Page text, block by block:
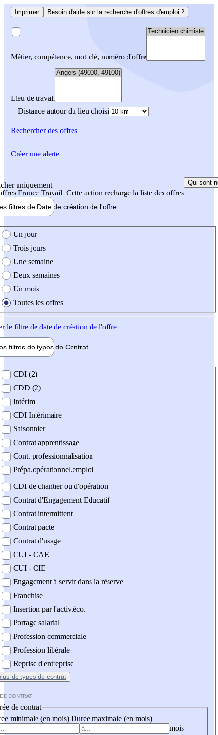
Imprimer Besoin d'aide sur la recherche d'offres d'emploi ?
Métier, compétence, mot-clé, numéro d'offre
Lieu de travail
Distance autour du lieu choisi
Rechercherdes offres
uniquement
France Travail Cette action recharge la liste des offres
Qui sont
filtres de Date de création de l'offre
création de l'offre
Un jour
Trois jours
Une semaine
Deux semaines
Un mois
Toutes les offres
le filtre de date de création de l'offre
filtres de types de Contrat
contrat
CDI (2)
CDD (2)
Intérim
CDI Intérimaire
Saisonnier
Contrat apprentissage
Cont. professionnalisation
Prépa.opérationnel.emploi
CDI de chantier ou d'opération
Contrat d'Engagement Educatif
Contrat intermittent
Contrat pacte
Contrat d'usage
CUI - CAE
CUI - CIE
Engagement à servir dans la réserve
Franchise
Insertion par l'activ.éco.
Portage salarial
Profession commerciale
Profession libérale
Reprise d'entreprise
de types de contrat
CONTRAT
de contrat
minimale (en mois) Durée maximale (en mois)
mois
Créer une alerte